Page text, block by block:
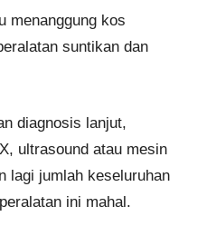
menanggung kos
suntikan dan
diagnosis lanjut,
ultrasound atau mesin
lagi jumlah keseluruhan
ini mahal.